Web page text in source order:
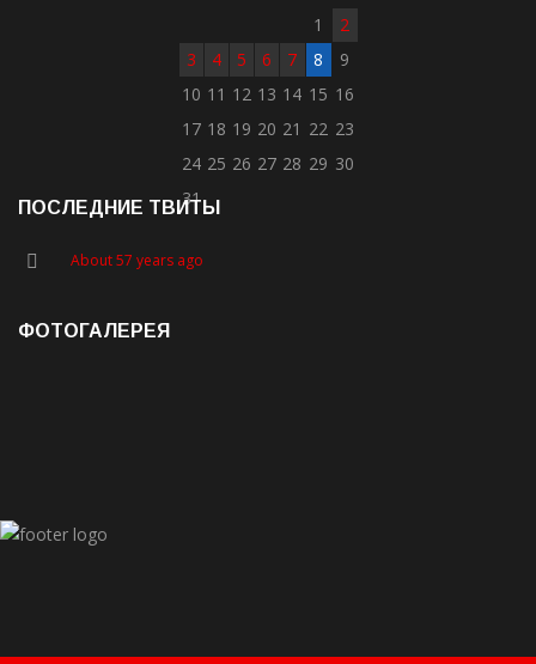
1
2
3
4 5 6 7 8
9
10 11 12 13 14 15 16
17 18 19 20 21 22 23
24 25 26 27 28 29 30
31
ПОСЛЕДНИЕ ТВИТЫ
About 57 years ago
ФОТОГАЛЕРЕЯ